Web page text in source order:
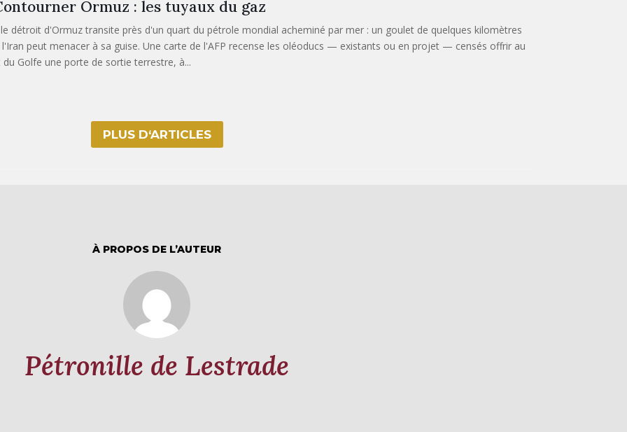
Ormuz : les tuyaux du gaz
détroit d'Ormuz transite près d'un quart du pétrole mondial acheminé par mer : un goulet de quelques kilomètres
l'Iran peut menacer à sa guise. Une carte de l'AFP recense les oléoducs — existants ou en projet — censés offrir au
du Golfe une porte de sortie terrestre, à...
PLUS D‘ARTICLES
À PROPOS DE L’AUTEUR
Pétronille de Lestrade